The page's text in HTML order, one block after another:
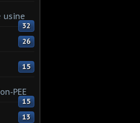
usine
32
26
15
PEE
15
13